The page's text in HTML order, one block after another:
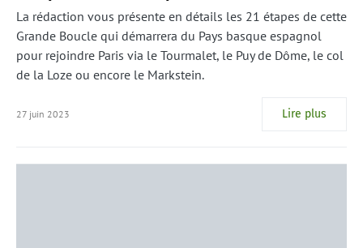
La rédaction vous présente en détails les 21 étapes de cette
Grande Boucle qui démarrera du Pays basque espagnol
pour rejoindre Paris via le Tourmalet, le Puy de Dôme, le col
de la Loze ou encore le Markstein.
27 juin 2023 Lire plus